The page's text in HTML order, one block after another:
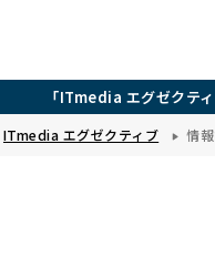
「ITmedia エグゼクティ
ITmedia エグゼクティブ 情